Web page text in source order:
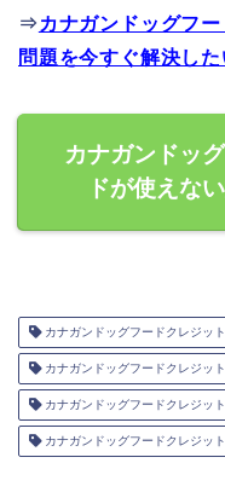
⇒ カナガンドッグフ
問題を今すぐ解決し
カナガンドッ
ドが使えな
カナガンドッグフードクレジッ
カナガンドッグフードクレジッ
カナガンドッグフードクレジッ
カナガンドッグフードクレジッ